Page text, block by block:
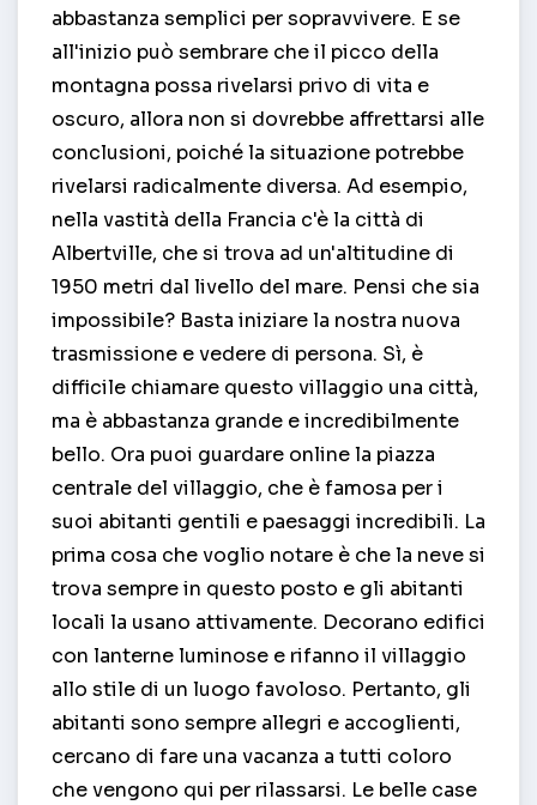
abbastanza semplici per sopravvivere. E se
all'inizio può sembrare che il picco della
montagna possa rivelarsi privo di vita e
oscuro, allora non si dovrebbe affrettarsi alle
conclusioni, poiché la situazione potrebbe
rivelarsi radicalmente diversa. Ad esempio,
nella vastità della Francia c'è la città di
Albertville, che si trova ad un'altitudine di
1950 metri dal livello del mare. Pensi che sia
impossibile? Basta iniziare la nostra nuova
trasmissione e vedere di persona. Sì, è
difficile chiamare questo villaggio una città,
ma è abbastanza grande e incredibilmente
bello. Ora puoi guardare online la piazza
centrale del villaggio, che è famosa per i
suoi abitanti gentili e paesaggi incredibili. La
prima cosa che voglio notare è che la neve si
trova sempre in questo posto e gli abitanti
locali la usano attivamente. Decorano edifici
con lanterne luminose e rifanno il villaggio
allo stile di un luogo favoloso. Pertanto, gli
abitanti sono sempre allegri e accoglienti,
cercano di fare una vacanza a tutti coloro
che vengono qui per rilassarsi. Le belle case